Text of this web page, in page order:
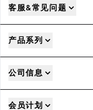
客服&常见问题
产品系列
公司信息
会员计划